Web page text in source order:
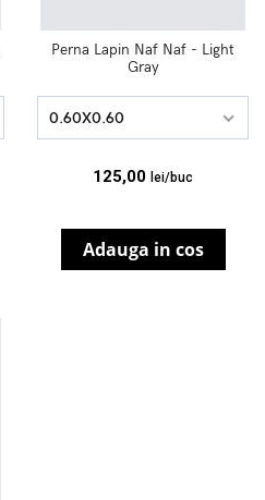
Perna Lapin Naf Naf - Light
Gray
0.60X0.60
125,00 lei/buc
Adauga in cos